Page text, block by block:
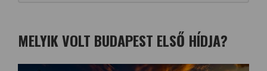
MELYIK VOLT BUDAPEST ELSŐ HÍDJA?